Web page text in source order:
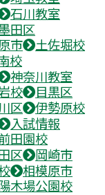
石川教室
田区
市
土佐堀校
校
神奈川教室
校
目黒区
区
伊勢原校
入試情報
田園校
区
岡崎市
相模原市
木場公園校